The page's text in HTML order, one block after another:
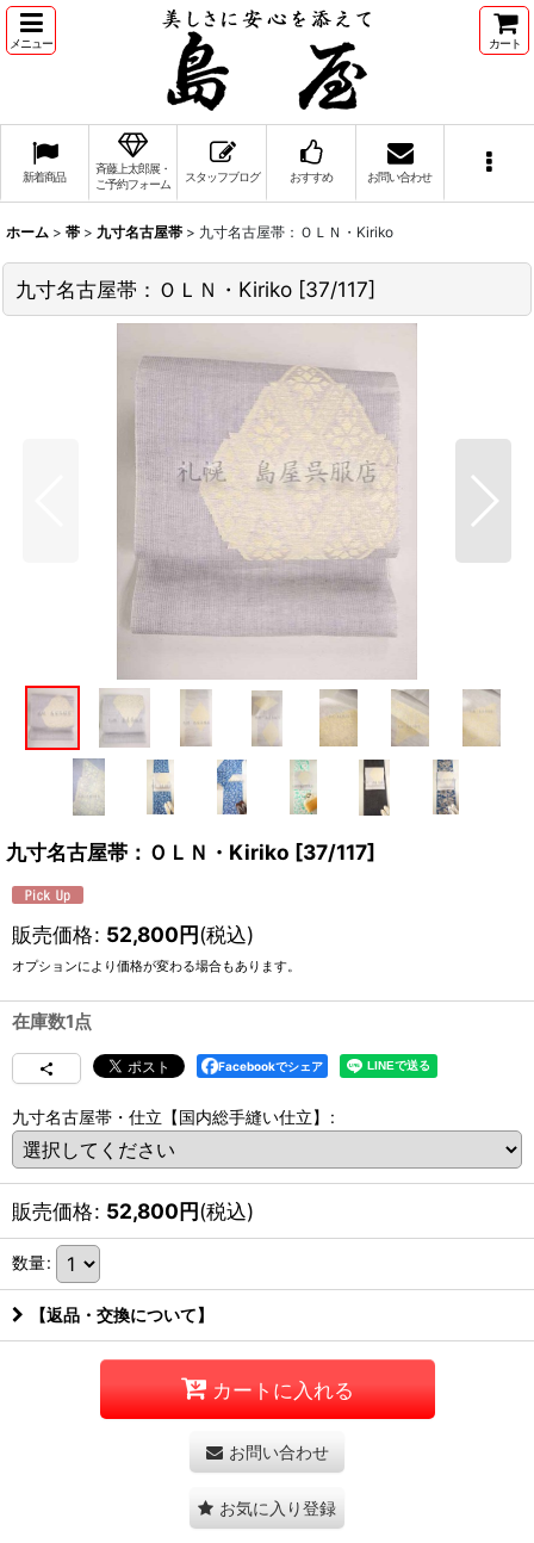
メニュー カート
新着商品
斉藤上太郎展・
ご予約フォーム
スタッフブログ おすすめ お問い合わせ
ホーム > 帯 > 九寸名古屋帯 > 九寸名古屋帯：ＯＬＮ・Kiriko
九寸名古屋帯：ＯＬＮ・Kiriko [37/117]
九寸名古屋帯：ＯＬＮ・Kiriko [37/117]
販売価格: 52,800円(税込)
オプションにより価格が変わる場合もあります。
在庫数1点
Facebookでシェア
九寸名古屋帯・仕立【国内総手縫い仕立】 :
販売価格: 52,800円(税込)
数量:
【返品・交換について】
カートに入れる
お問い合わせ
お気に入り登録